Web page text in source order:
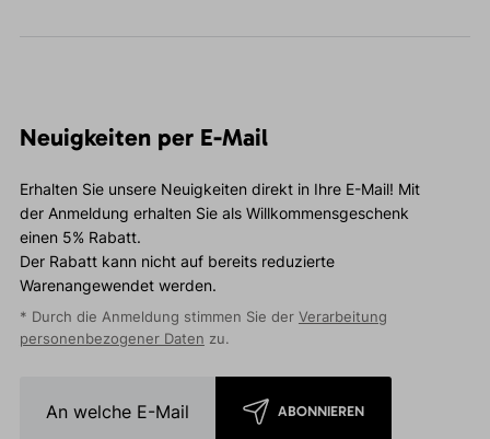
Neuigkeiten per E-Mail
Erhalten Sie unsere Neuigkeiten direkt in Ihre E-Mail! Mit
der Anmeldung erhalten Sie als Willkommensgeschenk
einen 5% Rabatt.
Der Rabatt kann nicht auf bereits reduzierte
Warenangewendet werden.
* Durch die Anmeldung stimmen Sie der Verarbeitung
personenbezogener Daten zu.
ABONNIEREN